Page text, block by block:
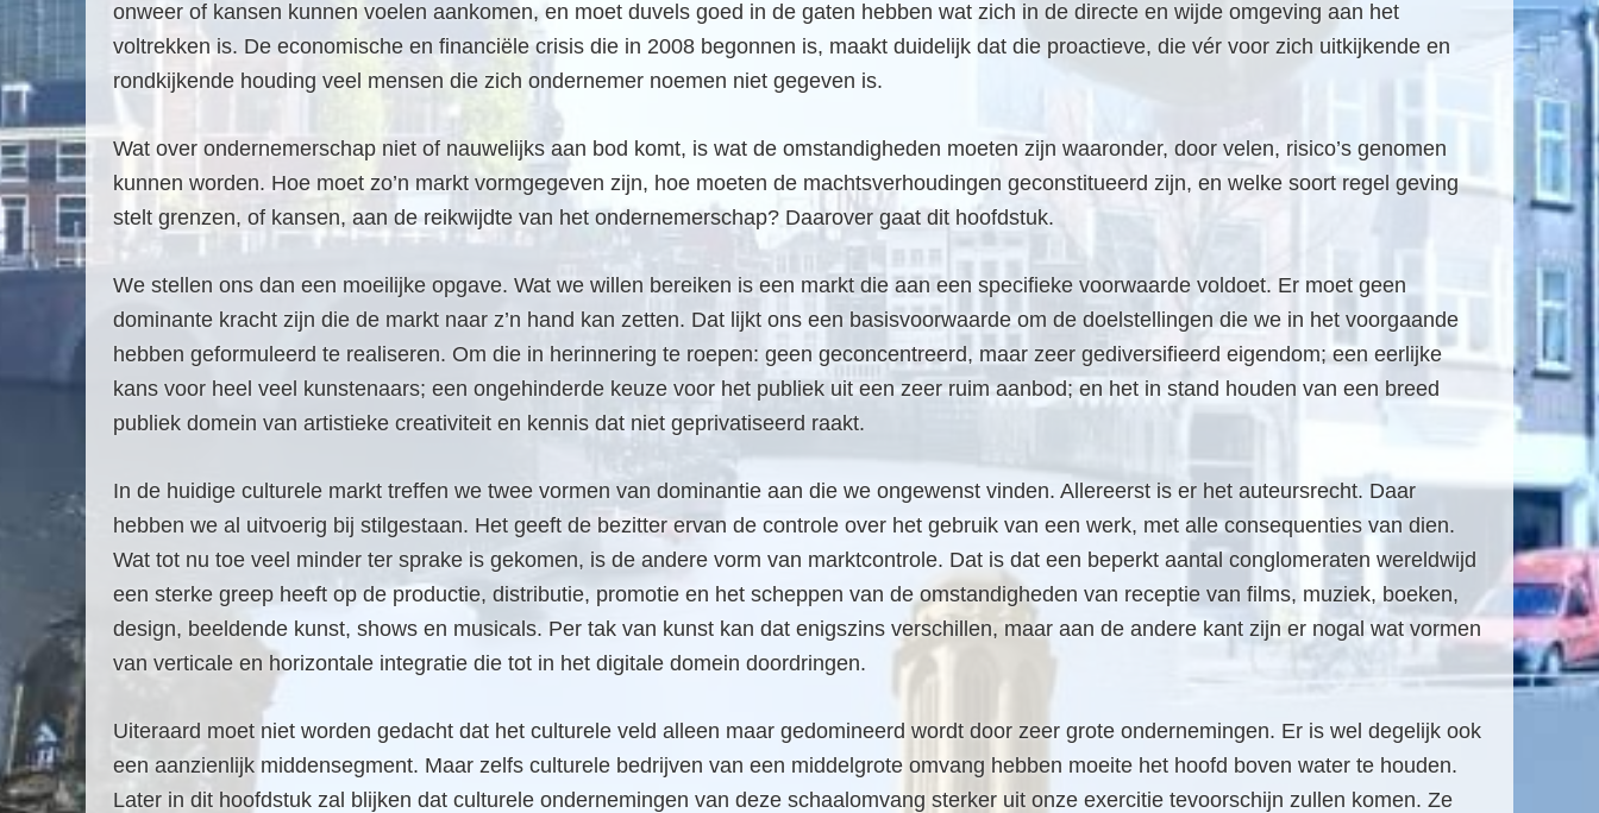
onweer of kansen kunnen voelen aankomen, en moet duvels goed in de gaten hebben wat zich in de directe en wijde omgeving aan het
voltrekken is. De economische en financiële crisis die in 2008 begonnen is, maakt duidelijk dat die proactieve, die vér voor zich uitkijkende en
rondkijkende houding veel mensen die zich ondernemer noemen niet gegeven is.
Wat over ondernemerschap niet of nauwelijks aan bod komt, is wat de omstandigheden moeten zijn waaronder, door velen, risico’s genomen
kunnen worden. Hoe moet zo’n markt vormgegeven zijn, hoe moeten de machtsverhoudingen geconstitueerd zijn, en welke soort regel geving
stelt grenzen, of kansen, aan de reikwijdte van het ondernemerschap? Daarover gaat dit hoofdstuk.
We stellen ons dan een moeilijke opgave. Wat we willen bereiken is een markt die aan een specifieke voorwaarde voldoet. Er moet geen
dominante kracht zijn die de markt naar z’n hand kan zetten. Dat lijkt ons een basisvoorwaarde om de doelstellingen die we in het voorgaande
hebben geformuleerd te realiseren. Om die in herinnering te roepen: geen geconcentreerd, maar zeer gediversifieerd eigendom; een eerlijke
kans voor heel veel kunstenaars; een ongehinderde keuze voor het publiek uit een zeer ruim aanbod; en het in stand houden van een breed
publiek domein van artistieke creativiteit en kennis dat niet geprivatiseerd raakt.
In de huidige culturele markt treffen we twee vormen van dominantie aan die we ongewenst vinden. Allereerst is er het auteursrecht. Daar
hebben we al uitvoerig bij stilgestaan. Het geeft de bezitter ervan de controle over het gebruik van een werk, met alle consequenties van dien.
Wat tot nu toe veel minder ter sprake is gekomen, is de andere vorm van marktcontrole. Dat is dat een beperkt aantal conglomeraten wereldwijd
een sterke greep heeft op de productie, distributie, promotie en het scheppen van de omstandigheden van receptie van films, muziek, boeken,
design, beeldende kunst, shows en musicals. Per tak van kunst kan dat enigszins verschillen, maar aan de andere kant zijn er nogal wat vormen
van verticale en horizontale integratie die tot in het digitale domein doordringen.
Uiteraard moet niet worden gedacht dat het culturele veld alleen maar gedomineerd wordt door zeer grote ondernemingen. Er is wel degelijk ook
een aanzienlijk middensegment. Maar zelfs culturele bedrijven van een middelgrote omvang hebben moeite het hoofd boven water te houden.
Later in dit hoofdstuk zal blijken dat culturele ondernemingen van deze schaalomvang sterker uit onze exercitie tevoorschijn zullen komen. Ze